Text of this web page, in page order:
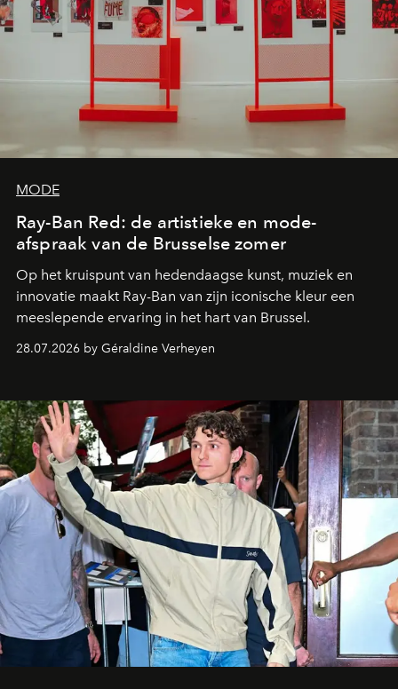
MODE
Ray-Ban Red: de artistieke en mode-
afspraak van de Brusselse zomer
Op het kruispunt van hedendaagse kunst, muziek en
innovatie maakt Ray-Ban van zijn iconische kleur een
meeslepende ervaring in het hart van Brussel.
28.07.2026 by Géraldine Verheyen